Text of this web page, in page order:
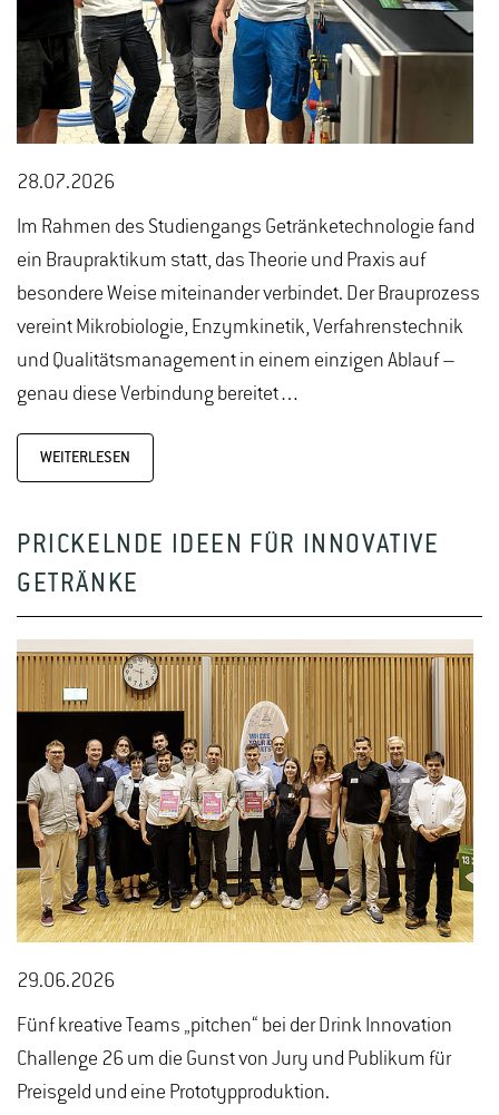
28.07.2026
Im Rahmen des Studiengangs Getränketechnologie fand
ein Braupraktikum statt, das Theorie und Praxis auf
besondere Weise miteinander verbindet. Der Brauprozess
vereint Mikrobiologie, Enzymkinetik, Verfahrenstechnik
und Qualitätsmanagement in einem einzigen Ablauf –
genau diese Verbindung bereitet…
WEITERLESEN
PRICKELNDE IDEEN FÜR INNOVATIVE
GETRÄNKE
29.06.2026
Fünf kreative Teams „pitchen“ bei der Drink Innovation
Challenge 26 um die Gunst von Jury und Publikum für
Preisgeld und eine Prototypproduktion.